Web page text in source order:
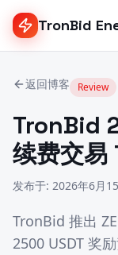
返回博客 Review
TronBid
续费交易
发布于: 2026年6月
TronBid 推出
2500 USDT 奖